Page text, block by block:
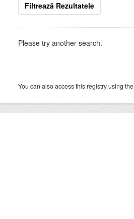
Filtrează Rezultatele
Please try another search.
You can also access this registry using the